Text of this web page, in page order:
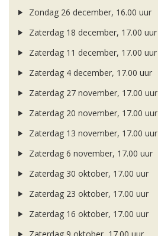
Zondag 26 december, 16.00 uur
Zaterdag 18 december, 17.00 uur
Zaterdag 11 december, 17.00 uur
Zaterdag 4 december, 17.00 uur
Zaterdag 27 november, 17.00 uur
Zaterdag 20 november, 17.00 uur
Zaterdag 13 november, 17.00 uur
Zaterdag 6 november, 17.00 uur
Zaterdag 30 oktober, 17.00 uur
Zaterdag 23 oktober, 17.00 uur
Zaterdag 16 oktober, 17.00 uur